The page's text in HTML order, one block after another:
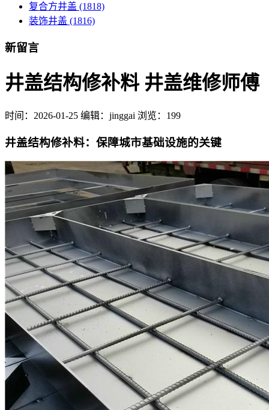
复合方井盖 (1818)
装饰井盖 (1816)
新留言
井盖结构修补料 井盖维修师傅
时间： 2026-01-25 编辑：jinggai 浏览：199
井盖结构修补料：保障城市基础设施的关键